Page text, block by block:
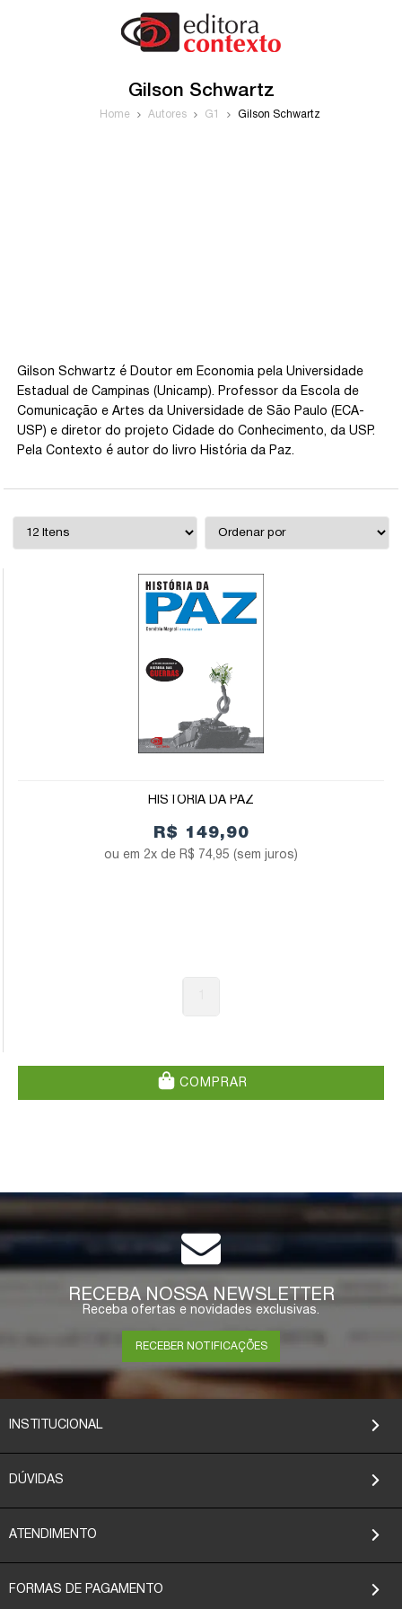
Gilson Schwartz
Home Autores G1 Gilson Schwartz
Gilson Schwartz é Doutor em Economia pela Universidade
Estadual de Campinas (Unicamp). Professor da Escola de
Comunicação e Artes da Universidade de São Paulo (ECA-
USP) e diretor do projeto Cidade do Conhecimento, da USP.
Pela Contexto é autor do livro História da Paz.
HISTÓRIA DA PAZ
R$ 149,90
2x de R$ 74,95 (sem juros)
COMPRAR
RECEBA NOSSA NEWSLETTER
Receba ofertas e novidades exclusivas.
RECEBER NOTIFICAÇÕES
INSTITUCIONAL
DÚVIDAS
ATENDIMENTO
FORMAS DE PAGAMENTO